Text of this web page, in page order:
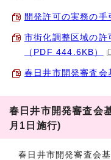
開発許可の実務の
市街化調整区域の
（PDF 444.6KB）
春日井市開発審査
春日井市開発審査会
月1日施行)
春日井市開発審査会